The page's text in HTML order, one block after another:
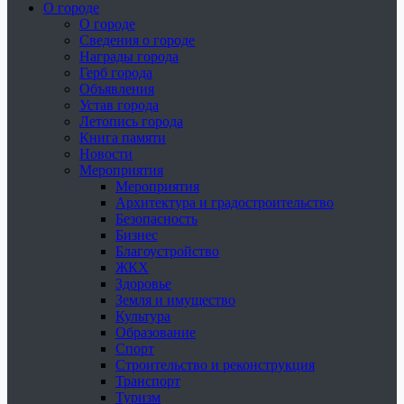
О городе
О городе
Сведения о городе
Награды города
Герб города
Объявления
Устав города
Летопись города
Книга памяти
Новости
Мероприятия
Мероприятия
Архитектура и градостроительство
Безопасность
Бизнес
Благоустройство
ЖКХ
Здоровье
Земля и имущество
Культура
Образование
Спорт
Строительство и реконструкция
Транспорт
Туризм